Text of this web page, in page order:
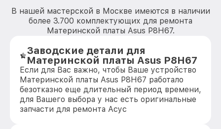
В нашей мастерской в Москве имеются в наличии
более 3.700 комплектующих для ремонта
Материнской платы Asus P8H67.
Заводские детали для
Материнской платы Asus P8H67
Если для Вас важно, чтобы Ваше устройство
Материнской платы Asus P8H67 работало
безотказно еще длительный период времени,
для Вашего выбора у нас есть оригинальные
запчасти для ремонта Асус